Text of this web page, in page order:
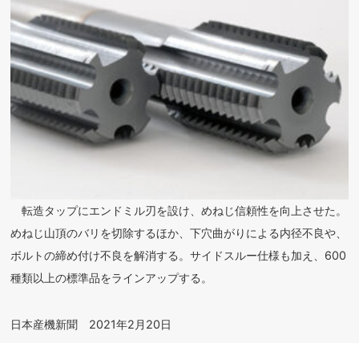
転造タップにエンドミル刃を設け、めねじ信頼性を向上させた。
めねじ山頂のバリを切除するほか、下穴曲がりによる内径不良や、
ボルトの締め付け不良を解消する。サイドスルー仕様も加え、600
種類以上の標準品をラインアップする。
日本産機新聞 2021年2月20日